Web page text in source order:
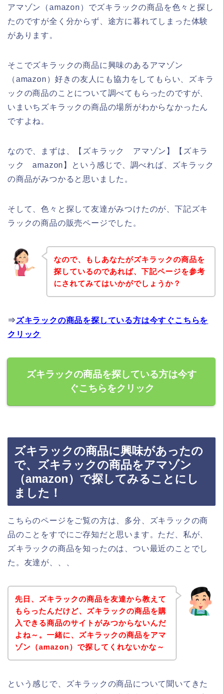
アマゾン（amazon）でズキラックの商品を色々と探し
たのですが全く分からず、途方に暮れてしまった体験
があります。
そこでズキラックの商品に興味のあるアマゾン
（amazon）好きの友人にも協力をしてもらい、ズキラ
ックの商品のことについて調べてもらったのですが、
いまいちズキラックの商品の場所がわからなかったん
ですよね。
なので、まずは、【ズキラック アマゾン】【ズキラ
ック amazon】という感じで、調べれば、ズキラック
の商品がみつかると思いました。
そして、色々と探して友達がみつけたのが、下記ズキ
ラックの商品の販売ページでした。
なので、もしあなたがズキラックの商品を
探しているのであれば、下記ページを参考
にされてみてはいかがでしょうか？
⇒ ズキラックの商品を探している方は今すぐこちらを
クリック
ズキラックの商品を探している方は今す
ぐこちらをクリック
ズキラックの商品に興味があったの
で、ズキラックの商品をアマゾン
（amazon）で探してみることにし
ました！
こちらのページをご覧の方は、多分、ズキラックの商
品のことをすでにご存知だと思います。ただ、私が、
ズキラックの商品を知ったのは、つい最近のことでし
た。友達が、、、
先日、ズキラックの商品を友達から教えて
もらったんだけど、ズキラックの商品を購
入できる商品のサイトがみつからないんだ
よね～。一緒に、ズキラックの商品をアマ
ゾン（amazon）で探してくれないかな～
という感じで、ズキラックの商品について聞いてきた